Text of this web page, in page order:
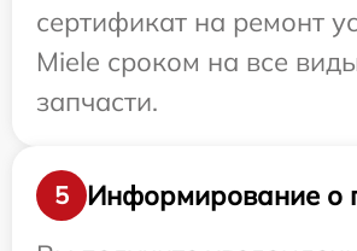
сертификат на ремонт
Miele сроком на все
запчасти.
5
Информирование о